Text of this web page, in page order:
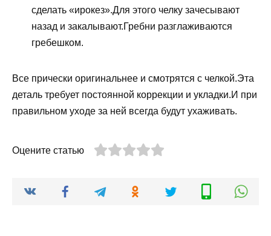
сделать «ирокез».Для этого челку зачесывают
назад и закалывают.Гребни разглаживаются
гребешком.
Все прически оригинальнее и смотрятся с челкой.Эта
деталь требует постоянной коррекции и укладки.И при
правильном уходе за ней всегда будут ухаживать.
Оцените статью